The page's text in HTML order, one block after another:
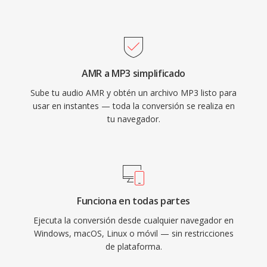
los formatos de audio con soporte más
universal en prácticamente todos los
reproductores multimedia, sistemas operativos
y dispositivos portátiles.
AMR a MP3 simplificado
Sube tu audio AMR y obtén un archivo MP3 listo para
usar en instantes — toda la conversión se realiza en
tu navegador.
Funciona en todas partes
Ejecuta la conversión desde cualquier navegador en
Windows, macOS, Linux o móvil — sin restricciones
de plataforma.